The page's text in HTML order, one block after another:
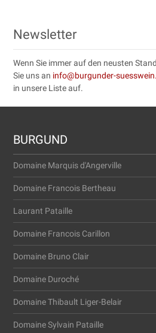
Newsletter
Wenn Sie immer auf den neusten
Sie uns an info@burgunder-
in unsere Liste auf.
BURGUND
Domaine Marquis d'Angerville
Domaine Francois Bertheau
Laurant Pataille
Domaine Francois Carillon
Domaine Bruno Clair
Domaine Duroché
Domaine Thibault Liger-Belair
Domaine Sylvain Pataille